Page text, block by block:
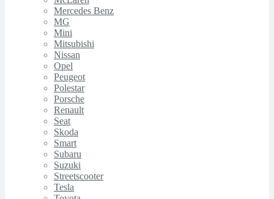
Mercedes Benz
MG
Mini
Mitsubishi
Nissan
Opel
Peugeot
Polestar
Porsche
Renault
Seat
Skoda
Smart
Subaru
Suzuki
Streetscooter
Tesla